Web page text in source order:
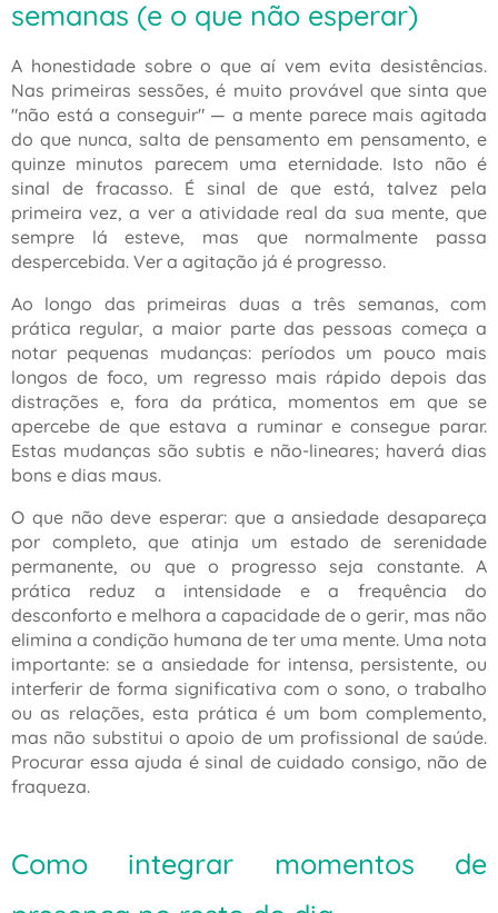
semanas (e o que não esperar)
A honestidade sobre o que aí vem evita desistências.
Nas primeiras sessões, é muito provável que sinta que
"não está a conseguir"— a mente parece mais agitada
do que nunca, salta de pensamento em pensamento, e
quinze minutos parecem uma eternidade. Isto não é
sinal de fracasso. É sinal de que está, talvez pela
primeira vez, a ver a atividade real da sua mente, que
sempre lá esteve, mas que normalmente passa
despercebida. Ver a agitação já é progresso.
Ao longo das primeiras duas a três semanas, com
prática regular, a maior parte das pessoas começa a
notar pequenas mudanças: períodos um pouco mais
longos de foco, um regresso mais rápido depois das
distrações e, fora da prática, momentos em que se
apercebe de que estava a ruminar e consegue parar.
Estas mudanças são subtis e não-lineares; haverá dias
bons e dias maus.
O que não deve esperar: que a ansiedade desapareça
por completo, que atinja um estado de serenidade
permanente, ou que o progresso seja constante. A
prática reduz a intensidade e a frequência do
desconforto e melhora a capacidade de o gerir, mas não
elimina a condição humana de ter uma mente. Uma nota
importante: se a ansiedade for intensa, persistente, ou
interferir de forma significativa com o sono, o trabalho
ou as relações, esta prática é um bom complemento,
mas não substitui o apoio de um profissional de saúde.
Procurar essa ajuda é sinal de cuidado consigo, não de
fraqueza.
Como integrar momentos de